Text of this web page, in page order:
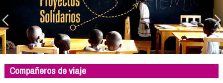
El proyecto
Blog
Viaja con nosotros
Camino solidario
Libros
Compañeros de viaje